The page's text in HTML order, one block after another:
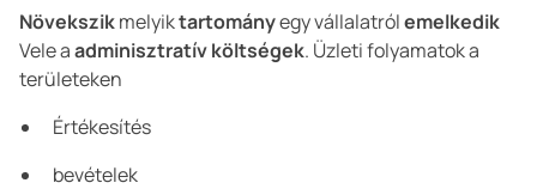
Növekszikmelyiktartományegy vállalatrólemelkedik
Vele aadminisztratív költségek. Üzleti folyamatok a
területeken
Értékesítés
bevételek